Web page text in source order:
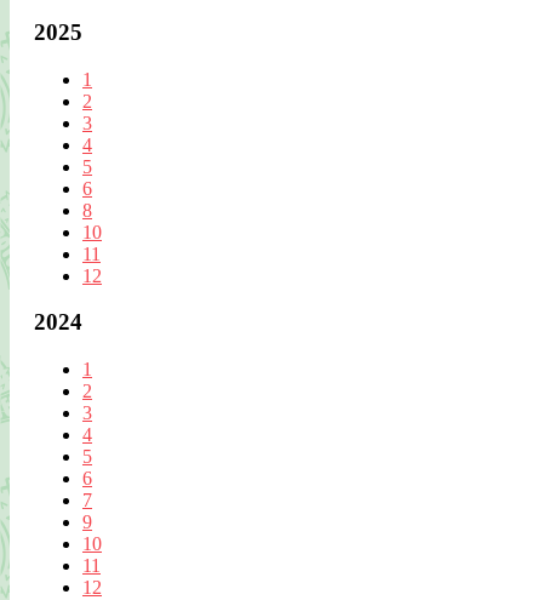
2025
1
2
3
4
5
6
8
10
11
12
2024
1
2
3
4
5
6
7
9
10
11
12